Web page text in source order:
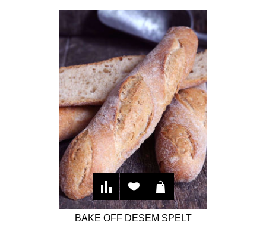
BAKE OFF DESEM SPELT